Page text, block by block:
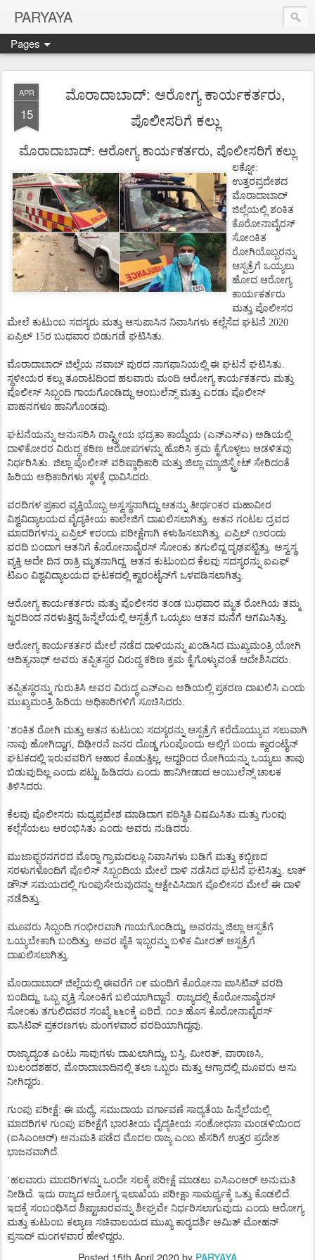
PARYAYA
Pages
APR
15
ಮೊರಾದಾಬಾದ್: ಆರೋಗ್ಯ ಕಾರ್ಯಕರ್ತರು,
ಪೊಲೀಸರಿಗೆ ಕಲ್ಲು
ಮೊರಾದಾಬಾದ್: ಆರೋಗ್ಯ ಕಾರ್ಯಕರ್ತರು, ಪೊಲೀಸರಿಗೆ ಕಲ್ಲು
ಲಕ್ನೋ:
ಉತ್ತರಪ್ರದೇಶದ
ಮೊರಾದಾಬಾದ್
ಜಿಲ್ಲೆಯಲ್ಲಿ ಶಂಕಿತ
ಕೊರೋನಾವೈರಸ್
ಸೋಂಕಿತ
ರೋಗಿಯೊಬ್ಬರನ್ನು
ಆಸ್ಪತ್ರೆಗೆ ಒಯ್ಯಲು
ಹೋದ ಆರೋಗ್ಯ
ಕಾರ್ಯಕರ್ತರು
ಮತ್ತು ಪೊಲೀಸರ
ಮೇಲೆ ಕುಟುಂಬ ಸದಸ್ಯರು ಮತ್ತು ಆಸುಪಾಸಿನ ನಿವಾಸಿಗಳು ಕಲ್ಲೆಸೆದ ಘಟನೆ 2020
ಏಪ್ರಿಲ್ 15ರ ಬುಧವಾರ ಬಿಡುಗಡೆ ಘಟಿಸಿತು.
ಮೊರಾದಾಬಾದ್ ಜಿಲ್ಲೆಯ ನವಾಬ್ ಪುರದ ನಾಗಫಾನಿಯಲ್ಲಿ ಈ ಘಟನೆ ಘಟಿಸಿತು.
ಸ್ಥಳೀಯರ ಕಲ್ಲು ತೂರಾಟದಿಂದ ಹಲವಾರು ಮಂದಿ ಆರೋಗ್ಯ ಕಾರ್ಯಕರ್ತರು ಮತ್ತು
ಪೊಲೀಸ್ ಸಿಬ್ಬಂದಿ ಗಾಯಗೊಂಡಿದ್ದು ಆಂಬುಲೆನ್ಸ್ ಮತ್ತು ಎರಡು ಪೊಲೀಸ್
ವಾಹನಗಳೂ ಹಾನಿಗೊಂಡವು.
ಘಟನೆಯನ್ನು ಅನುಸರಿಸಿ ರಾಷ್ಟ್ರೀಯ ಭದ್ರತಾ ಕಾಯ್ದೆಯ (ಎನ್‌ಎಸ್‌ಎ) ಅಡಿಯಲ್ಲಿ
ದಾಳಿಕೋರರ ವಿರುದ್ಧ ಕಠಿಣ ಆರೋಪಗಳನ್ನು ಹೊರಿಸಿ ಕ್ರಮ ಕೈಗೊಳ್ಳಲು ಆಡಳಿತವು
ನಿರ್ಧರಿಸಿತು. ಜಿಲ್ಲಾ ಪೊಲೀಸ್ ವರಿಷ್ಠಾಧಿಕಾರಿ ಮತ್ತು ಜಿಲ್ಲಾ ಮ್ಯಾಜಿಸ್ಟ್ರೇಟ್ ಸೇರಿದಂತೆ
ಹಿರಿಯ ಅಧಿಕಾರಿಗಳು ಸ್ಥಳಕ್ಕೆ ಧಾವಿಸಿದರು.
ವರದಿಗಳ ಪ್ರಕಾರ ವ್ಯಕ್ತಿಯೊಬ್ಬ ಅಸ್ವಸ್ಥನಾಗಿದ್ದು ಆತನ್ನು ತೀರ್ಥಂಕರ ಮಹಾವೀರ
ವಿಶ್ವವಿದ್ಯಾಲಯದ ವೈದ್ಯಕೀಯ ಕಾಲೇಜಿಗೆ ದಾಖಲಿಸಲಾಗಿತ್ತು. ಆತನ ಗಂಟಲ ದ್ರವದ
ಮಾದರಿಗಳನ್ನು ಏಪ್ರಿಲ್ ೯ರಂದು ಪರೀಕ್ಷೆಗಾಗಿ ಕಳುಹಿಸಲಾಗಿತ್ತು. ಏಪ್ರಿಲ್ ೧೨ರಂದು
ವರದಿ ಬಂದಾಗ ಆತನಿಗೆ ಕೊರೋನಾವೈರಸ್ ಸೋಂಕು ತಗುಲಿದ್ದ ದೃಢಪಟ್ಟಿತ್ತು. ಅಸ್ವಸ್ಥ
ವ್ಯಕ್ತಿ ಅದೇ ದಿನ ರಾತ್ರಿ ಮೃತನಾಗಿದ್ದ. ಆತನ ಕುಟುಂಬದ ಕೆಲವು ಸದಸ್ಯರನ್ನು ಐಎಫ್
ಟಿಎಂ ವಿಶ್ವವಿದ್ಯಾಲಯದ ಘಟಕದಲ್ಲಿ ಕ್ವಾರಂಟೈನ್‌ಗೆ ಒಳಪಡಿಸಲಾಗಿತ್ತು.
ಆರೋಗ್ಯ ಕಾರ್ಯಕರ್ತರು ಮತ್ತು ಪೊಲೀಸರ ತಂಡ ಬುಧವಾರ ಮೃತ ರೋಗಿಯ ತಮ್ಮ
ಜ್ವರದಿಂದ ನರಳುತ್ತಿದ್ದ ಹಿನ್ನೆಲೆಯಲ್ಲಿ ಆಸ್ಪತ್ರೆಗೆ ಒಯ್ಯಲು ಆತನ ಮನೆಗೆ ಆಗಮಿಸಿತ್ತು.
ಆರೋಗ್ಯ ಕಾರ್ಯಕರ್ತರ ಮೇಲೆ ನಡೆದ ದಾಳಿಯನ್ನು ಖಂಡಿಸಿದ ಮುಖ್ಯಮಂತ್ರಿ ಯೋಗಿ
ಆದಿತ್ಯನಾಥ್ ಅವರು ತಪ್ಪಿತಸ್ಥರ ವಿರುದ್ಧ ಕಠಿಣ ಕ್ರಮ ಕೈಗೊಳ್ಳುವಂತೆ ಆದೇಶಿಸಿದರು.
ತಪ್ಪಿತಸ್ಥರನ್ನು ಗುರುತಿಸಿ ಅವರ ವಿರುದ್ಧ ಎನ್‌ಎಎ ಅಡಿಯಲ್ಲಿ ಪ್ರಕರಣ ದಾಖಲಿಸಿ ಎಂದು
ಮುಖ್ಯಮಂತ್ರಿ ಹಿರಿಯ ಅಧಿಕಾರಿಗಳಿಗೆ ಸೂಚಿಸಿದರು.
‘ಶಂಕಿತ ರೋಗಿ ಮತ್ತು ಆತನ ಕುಟುಂಬ ಸದಸ್ಯರನ್ನು ಆಸ್ಪತ್ರೆಗೆ ಕರೆದೊಯ್ಯುವ ಸಲುವಾಗಿ
ನಾವು ಹೋಗಿದ್ದಾಗ, ದಿಢೀರನೆ ಜನರ ದೊಡ್ಡ ಗುಂಪೊಂದು ಅಲ್ಲಿಗೆ ಬಂದು ಕ್ವಾರಂಟೈನ್
ಘಟಕದಲ್ಲಿ ಇರುವವರಿಗೆ ಆಹಾರ ಕೊಡುತ್ತಿಲ್ಲ, ಆದ್ದರಿಂದ ರೋಗಿಯನ್ನು ಒಯ್ಯಲು ತಾವು
ಬಿಡುವುದಿಲ್ಲ ಎಂದು ಪಟ್ಟು ಹಿಡಿದರು ಎಂದು ಹಾನಿಗೀಡಾದ ಅಂಬುಲೆನ್ಸ್ ಚಾಲಕ
ತಿಳಿಸಿದರು.
ಕೆಲವು ಪೊಲೀಸರು ಮಧ್ಯಪ್ರವೇಶ ಮಾಡಿದಾಗ ಪರಿಸ್ಥಿತಿ ವಿಷಮಿಸಿತು ಮತ್ತು ಗುಂಪು
ಕಲ್ಲೆಸೆಯಲು ಆರಂಭಿಸಿತು ಎಂದು ಅವರು ನುಡಿದರು.
ಮುಜಾಫ್ಫರನಗರದ ಮೊರ್‍ನಾ ಗ್ರಾಮದಲ್ಲೂ ನಿವಾಸಿಗಳು ಬಡಿಗೆ ಮತ್ತು ಕಬ್ಬಿಣದ
ಸರಳುಗಳೊಂದಿಗೆ ಪೊಲಿಸ್ ಸಿಬ್ಬಂದಿಯ ಮೇಲೆ ದಾಳಿ ನಡೆಸಿದ ಘಟನೆ ಘಟಿಸಿತ್ತು. ಲಾಕ್
ಡೌನ್ ಸಮಯದಲ್ಲಿ ಗುಂಪುಸೇರುವುದನ್ನು ಆಕ್ಷೇಪಿಸಿದಾಗ ಪೊಲೀಸರ ಮೇಲೆ ಈ ದಾಳಿ
ನಡೆದಿತ್ತು.
ಮೂವರು ಸಿಬ್ಬಂದಿ ಗಂಭೀರವಾಗಿ ಗಾಯಗೊಂಡಿದ್ದು, ಅವರನ್ನು ಜಿಲ್ಲಾ ಆಸ್ಪತೆಗೆ
ಒಯ್ಯಬೇಕಾಗಿ ಬಂದಿತ್ತು. ಅವರ ಪೈಕಿ ಇಬ್ಬರನ್ನು ಬಳಿಕ ಮೀರತ್ ಆಸ್ಪತ್ರೆಗೆ
ದಾಖಲಿಸಲಾಗಿತ್ತು.
ಮೊರಾದಾಬಾದ್ ಜಿಲ್ಲೆಯಲ್ಲಿ ಈವರೆಗೆ ೧೯ ಮಂದಿಗೆ ಕೊರೋನಾ ಪಾಸಿಟಿವ್ ವರದಿ
ಬಂದಿದ್ದು. ಒಬ್ಬ ವ್ಯಕ್ತಿ ಸೋಂಕಿಗೆ ಬಲಿಯಾಗಿದ್ದಾನೆ. ರಾಜ್ಯದಲ್ಲಿ ಕೊರೋನಾವೈರಸ್
ಸೋಂಕು ತಗುಲಿದವರ ಸಂಖ್ಯೆ ೬೬೦ಕ್ಕೆ ಏರಿದೆ. ೧೦೨ ಹೊಸ ಕೊರೋನಾವೈರಸ್
ಪಾಸಿಟಿವ್ ಪ್ರಕರಣಗಳು ಮಂಗಳವಾರ ವರದಿಯಾಗಿದ್ದವು.
ರಾಜ್ಯಾದ್ಯಂತ ಎಂಟು ಸಾವುಗಳು ದಾಖಲಾಗಿದ್ದು, ಬಸ್ತಿ, ಮೀರತ್, ವಾರಾಣಸಿ,
ಬುಲಂದಶಹರ, ಮೊರಾದಾಬಾದಿನಲ್ಲಿ ತಲಾ ಒಬ್ಬರು ಮತ್ತು ಆಗ್ರಾದಲ್ಲಿ ಮೂವರು ಅಸು
ನೀಗಿದ್ದರು.
ಗುಂಪು ಪರೀಕ್ಷೆ: ಈ ಮಧ್ಯೆ, ಸಮುದಾಯ ವರ್ಗಾವಣೆ ಸಾಧ್ಯತೆಯ ಹಿನ್ನೆಲೆಯಲ್ಲಿ
ಮಾದರಿಗಳ ಗುಂಪು ಪರೀಕ್ಷೆಗೆ ಭಾರತೀಯ ವೈದ್ಯಕೀಯ ಸಂಶೋಧನಾ ಮಂಡಳಿಯಿಂದ
(ಐಸಿಎಂಆರ್) ಅನುಮತಿ ಪಡೆದ ಮೊದಲ ರಾಜ್ಯ ಎಂಬ ಹೆಸರಿಗೆ ಉತ್ತರ ಪ್ರದೇಶ
ಭಾಜನವಾಗಿದೆ.
‘ಹಲವಾರು ಮಾದರಿಗಳನ್ನು ಒಂದೇ ಸಲಕ್ಕೆ ಪರೀಕ್ಷೆ ಮಾಡಲು ಐಸಿಎಂಆರ್ ಅನುಮತಿ
ನೀಡಿದೆ. ಇದು ರಾಜ್ಯದ ಆರೋಗ್ಯ ಇಲಾಖೆಯ ಪರೀಕ್ಷಾ ಸಾಮರ್ಥ್ಯಕ್ಕೆ ಒತ್ತು ಕೊಡಲಿದೆ.
ಇದಕ್ಕೆ ಸಂಬಂಧಿಸಿದ ಶಿಷ್ಟಾಚಾರವನ್ನು ಶೀಘ್ರವೇ ನಿರ್ಧರಿಸಲಾಗುವುದು ಎಂದು ಆರೋಗ್ಯ
ಮತ್ತು ಕುಟುಂಬ ಕಲ್ಯಾಣ ಸಚಿವಾಲಯದ ಮುಖ್ಯ ಕಾರ್‍ಯದರ್ಶಿ ಅಮಿತ್ ಮೋಹನ್
ಪ್ರಸಾದ್ ಮಂಗಳವಾರ ಹೇಳಿದ್ದರು.
Posted 15th April 2020 by PARYAYA